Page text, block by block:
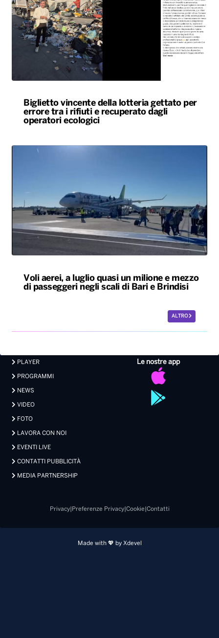
Biglietto vincente della lotteria gettato per
errore tra i rifiuti e recuperato dagli
operatori ecologici
Voli aerei, a luglio quasi un milione e mezzo
di passeggeri negli scali di Bari e Brindisi
ALTRO
Le nostre app
PLAYER
PROGRAMMI
NEWS
VIDEO
FOTO
LAVORA CON NOI
EVENTI LIVE
CONTATTI PUBBLICITÀ
MEDIA PARTNERSHIP
Privacy| Preferenze Privacy| Cookie Contatti
Made with 💖 by Xdevel